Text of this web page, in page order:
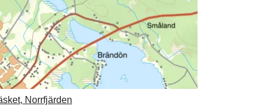
Norrfjärden